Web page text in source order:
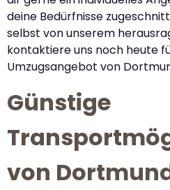
deine Bedürfnisse
selbst von unserem
kontaktiere uns noch heute
Umzugsangebot von
Günstige
von